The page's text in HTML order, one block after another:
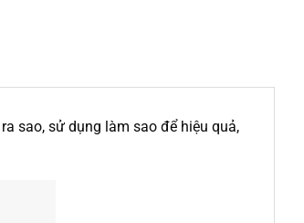
sao, sử dụng làm sao để hiệu quả,